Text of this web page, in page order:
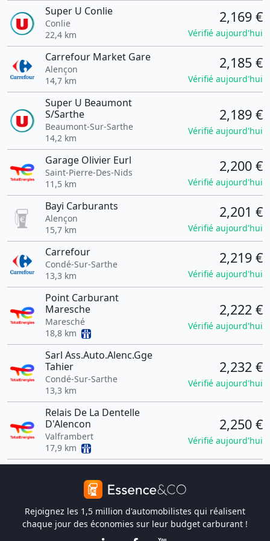
Super U Conlie
Conlie
22,4 km
2,169 €
Vérifié aujourd'hui
Carrefour Market Gare
Alençon
14,7 km
2,185 €
Vérifié aujourd'hui
Super U Beaumont
S/Sarthe
Beaumont-Sur-Sarthe
14,2 km
2,189 €
Vérifié aujourd'hui
Garage Olivier Eurl
Saint-Pierre-Des-Nids
11,5 km
2,200 €
Vérifié aujourd'hui
Bayi Carburants
Alençon
15,7 km
2,201 €
Vérifié aujourd'hui
Carrefour
Condé-Sur-Sarthe
13,3 km
2,219 €
Vérifié aujourd'hui
Point Carburant
Maresche
Maresché
18,8 km
2,222 €
Vérifié aujourd'hui
Sarl Ass.Auto.Alenc.Gge
Tahier
Condé-Sur-Sarthe
13,3 km
2,232 €
Vérifié aujourd'hui
Relais De La Dentelle
D'Alencon
Valframbert
17,9 km
2,250 €
Vérifié aujourd'hui
Rejoignez les 1,5 million d'automobilistes qui réalisent
chaque jour des économies sur leur budget carburant !